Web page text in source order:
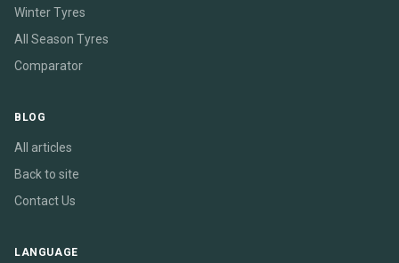
Winter Tyres
All Season Tyres
Comparator
BLOG
All articles
Back to site
Contact Us
LANGUAGE